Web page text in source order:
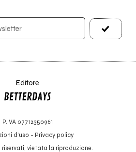
Editore
P.IVA 07712350961
d'uso - Privacy policy
vietata la riproduzione.